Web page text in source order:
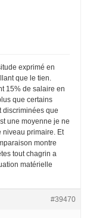
exprimé en
que le tien.
15% de salaire en
que certains
discriminées que
une moyenne je ne
niveau primaire. Et
montre
tout chagrin a
matérielle
#39470